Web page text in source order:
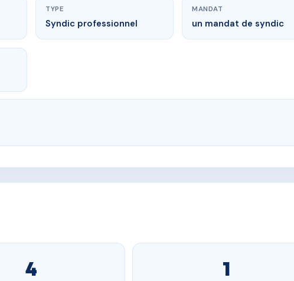
TYPE
Syndic professionnel
MANDAT
un mandat de syndic
4 1